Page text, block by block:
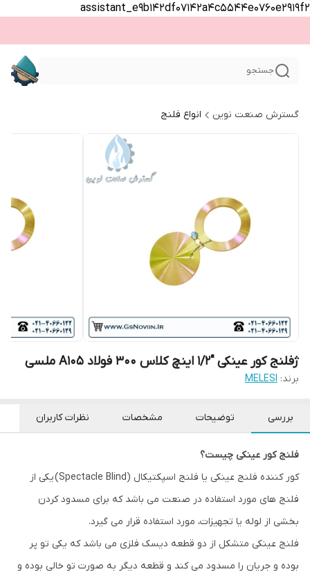
assistant_e9b142df07142a4c5544e0760e2919f2
جستجو
گسترش صنعت نوین انواع فلنج
ژفلنج کور عینکی "1/2 اینچ کلاس 300 فولاد A105 ملسی
برند: MELESI
بررسی توضیحات مشخصات نظرات کاربران
فلنج کور عینکی چیست؟
کور کننده فلنج عینکی یا فلنج اسپکتیکال (Spectacle Blind) یکی از
فلنج های مورد استفاده در صنعت می باشد که برای مسدود کردن
بخشی از لوله یا تجهیزات، مورد استفاده قرار می گیرد.
فلنج عینکی متشکل از دو قطعه دیسک فلزی می باشد که یکی تو پر
بوده و جریان را مسدود می کند و قطعه دیگر به صورت تو خالی بوده و